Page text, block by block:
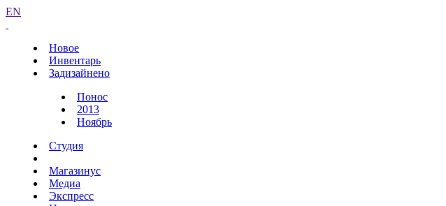
EN
Новое
Инвентарь
Задизайнено
Понос
2013
Ноябрь
Студия
Магазинус
Медиа
Экспресс